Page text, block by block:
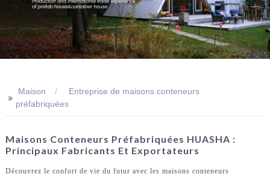
>> Maison
Entreprise de maisons conteneurs
préfabriquées
Maisons Conteneurs Préfabriquées HUASHA :
Principaux Fabricants Et Exportateurs
Découvrez le confort de vie du futur avec les maisons conteneurs